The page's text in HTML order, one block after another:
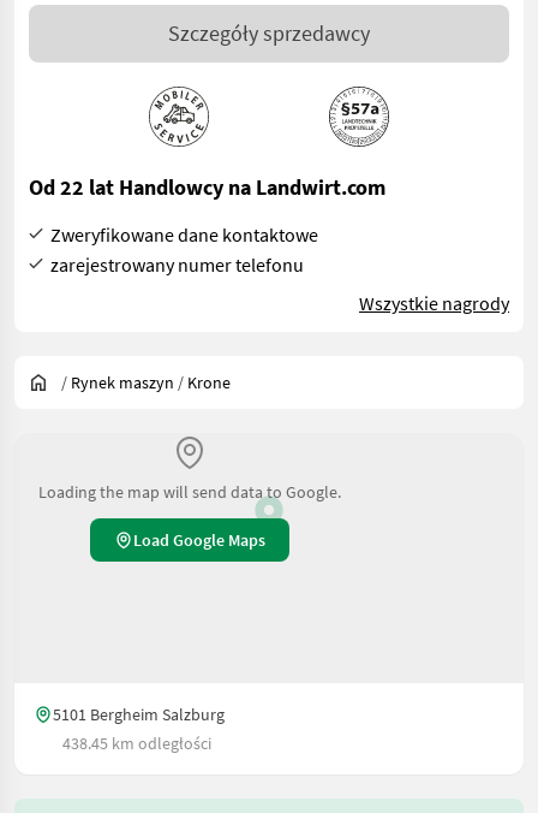
Szczegóły sprzedawcy
Od 22 lat Handlowcy na Landwirt.com
Zweryfikowane dane kontaktowe
zarejestrowany numer telefonu
Wszystkie nagrody
/ Rynek maszyn / Krone
Loading the map will send data to Google.
Load Google Maps
5101 Bergheim Salzburg
438.45 km odległości